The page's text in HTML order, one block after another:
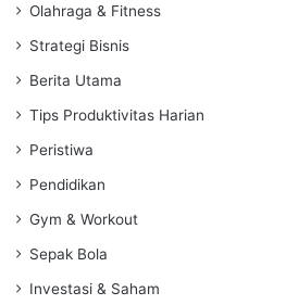
Olahraga & Fitness
Strategi Bisnis
Berita Utama
Tips Produktivitas Harian
Peristiwa
Pendidikan
Gym & Workout
Sepak Bola
Investasi & Saham